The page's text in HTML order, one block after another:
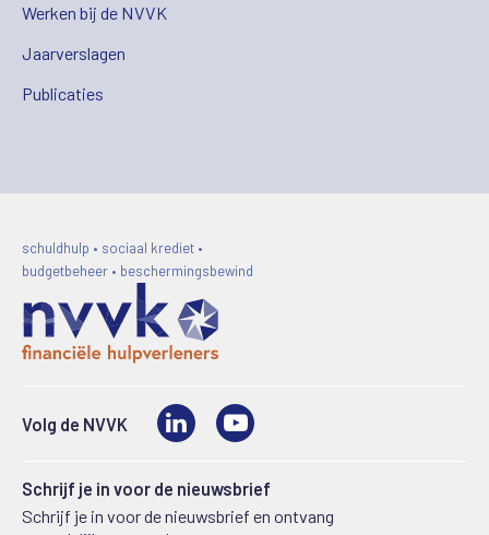
Werken bij de NVVK
Jaarverslagen
Publicaties
schuldhulp • sociaal krediet •
budgetbeheer • beschermingsbewind
Volg de NVVK LinkedIn
Schrijf je in voor de nieuwsbrief
Schrijf je in voor de nieuwsbrief en ontvang